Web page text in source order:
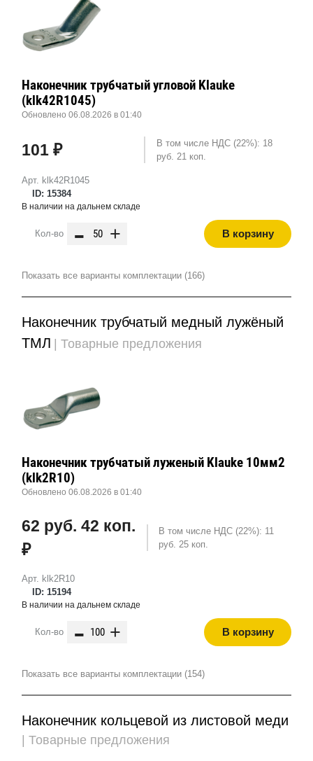
Арт. klk42R1045
ID: 15384
Наконечник трубчатый угловой Klauke
(klk42R1045)
Обновлено 06.08.2026 в 01:40
101 ₽
В том числе НДС (22%): 18
руб. 21 коп.
В наличии на дальнем складе
Кол-во - + В корзину
Показать все варианты комплектации (166)
Наконечник трубчатый медный лужёный
ТМЛ
| Товарные предложения
Арт. klk2R10
ID: 15194
Наконечник трубчатый луженый Klauke 10мм2
(klk2R10)
Обновлено 06.08.2026 в 01:40
62 руб. 42 коп.
₽
В том числе НДС (22%): 11
руб. 25 коп.
В наличии на дальнем складе
Кол-во - + В корзину
Показать все варианты комплектации (154)
Наконечник кольцевой из листовой меди
| Товарные предложения